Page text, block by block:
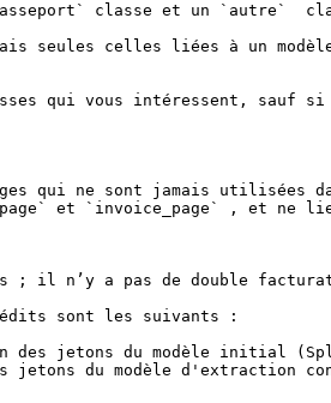
classe et un `autre`
seules celles liées à un
qui vous intéressent, sauf
qui ne sont jamais utilisées
et `invoice_page` , et ne
; il n’y a pas de double
sont les suivants :
des jetons du modèle initial
du modèle d'extraction